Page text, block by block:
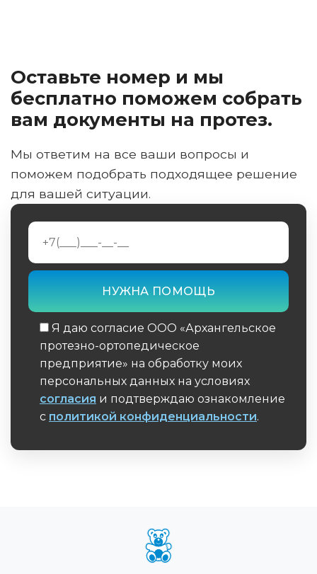
Оставьте номер и мы
бесплатно поможем собрать
вам документы на протез.
Мы ответим на все ваши вопросы и
поможем подобрать подходящее решение
для вашей ситуации.
Я даю согласие ООО «Архангельское
протезно-ортопедическое
предприятие» на обработку моих
персональных данных на условиях
согласия и подтверждаю ознакомление
с политикой конфиденциальности.